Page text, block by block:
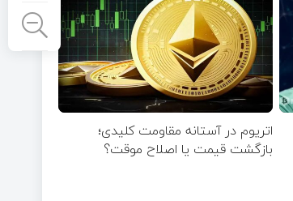
اتریوم در آستانه مقاومت کلیدی؛
بازگشت قیمت یا اصلاح موقت؟